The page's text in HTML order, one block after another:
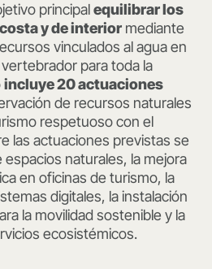
principalequilibrar los
y de interior mediante
vinculados al agua en
para toda la
incluye 20 actuaciones
de recursos naturales
respetuoso con el
las actuaciones previstas se
naturales, la mejora
en oficinas de turismo, la
digitales, la instalación
la movilidad sostenible y la
ecosistémicos.